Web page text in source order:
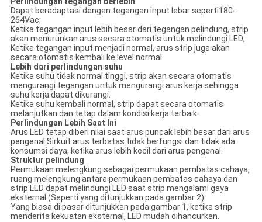
Dapat beradaptasi dengan tegangan input lebar seperti180-
264Vac;
Ketika tegangan input lebih besar dari tegangan pelindung, strip
akan menurunkan arus secara otomatis untuk melindungi LED;
Ketika tegangan input menjadi normal, arus strip juga akan
secara otomatis kembali ke level normal.
Lebih dari perlindungan suhu
Ketika suhu tidak normal tinggi, strip akan secara otomatis
mengurangi tegangan untuk mengurangi arus kerja sehingga
suhu kerja dapat dikurangi.
Ketika suhu kembali normal, strip dapat secara otomatis
melanjutkan dan tetap dalam kondisi kerja terbaik.
Perlindungan Lebih Saat Ini
Arus LED tetap diberi nilai saat arus puncak lebih besar dari arus
pengenal.Sirkuit arus terbatas tidak berfungsi dan tidak ada
konsumsi daya, ketika arus lebih kecil dari arus pengenal.
Struktur pelindung
Permukaan melengkung sebagai permukaan pembatas cahaya,
ruang melengkung antara permukaan pembatas cahaya dan
strip LED dapat melindungi LED saat strip mengalami gaya
eksternal (Seperti yang ditunjukkan pada gambar 2).
Yang biasa di pasar ditunjukkan pada gambar 1, ketika strip
menderita kekuatan eksternal, LED mudah dihancurkan.